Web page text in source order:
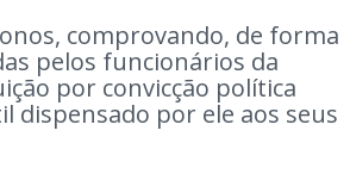
comprovando, de forma
pelos funcionários da
por convicção política
dispensado por ele aos seus